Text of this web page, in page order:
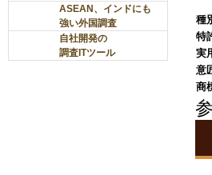
種
特
実
意
商
ASEAN、インドにも
強い外国調査
自社開発の
調査ITツール